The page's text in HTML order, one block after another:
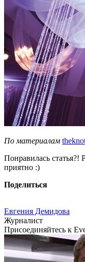
По материалам
Понравилась
приятно :)
Поделиться
Евгения Демидова
Журналист
Присоединяйтесь к